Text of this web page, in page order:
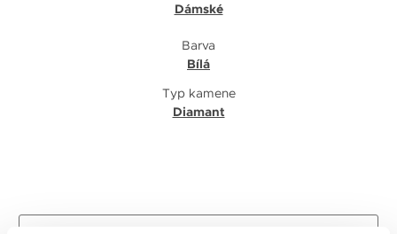
Dámské
Barva
Bílá
Typ kamene
Diamant